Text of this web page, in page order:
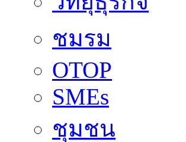
ชมรม
OTOP
SMEs
ชุมชน